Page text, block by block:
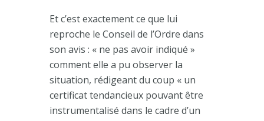
Et c’est exactement ce que lui
reproche le Conseil de l’Ordre dans
son avis : « ne pas avoir indiqué »
comment elle a pu observer la
situation, rédigeant du coup « un
certificat tendancieux pouvant être
instrumentalisé dans le cadre d’un